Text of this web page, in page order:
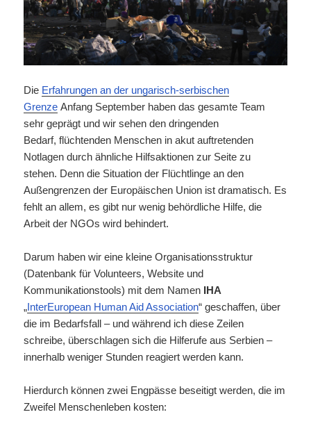
Die Erfahrungen an der ungarisch-serbischen
Grenze Anfang September haben das gesamte Team
sehr geprägt und wir sehen den dringenden
Bedarf, flüchtenden Menschen in akut auftretenden
Notlagen durch ähnliche Hilfsaktionen zur Seite zu
stehen. Denn die Situation der Flüchtlinge an den
Außengrenzen der Europäischen Union ist dramatisch. Es
fehlt an allem, es gibt nur wenig behördliche Hilfe, die
Arbeit der NGOs wird behindert.
Darum haben wir eine kleine Organisationsstruktur
(Datenbank für Volunteers, Website und
Kommunikationstools) mit dem Namen IHA
„InterEuropean Human Aid Association“ geschaffen, über
die im Bedarfsfall – und während ich diese Zeilen
schreibe, überschlagen sich die Hilferufe aus Serbien –
innerhalb weniger Stunden reagiert werden kann.
Hierdurch können zwei Engpässe beseitigt werden, die im
Zweifel Menschenleben kosten: